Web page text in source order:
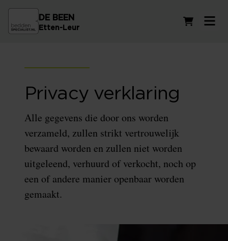
DE BEEN
Etten-Leur
Privacy verklaring
Alle gegevens die door ons worden
verzameld, zullen strikt vertrouwelijk
bewaard worden en zullen niet worden
uitgeleend, verhuurd of verkocht, noch op
een of andere manier openbaar worden
gemaakt.